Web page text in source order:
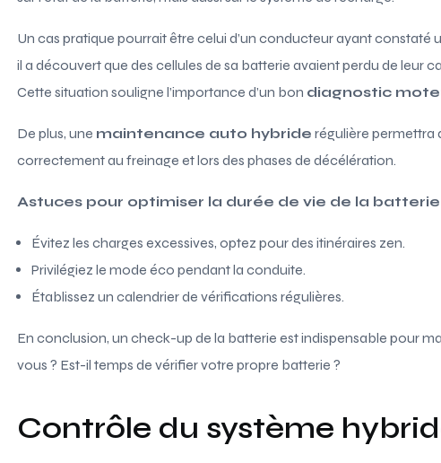
Un cas pratique pourrait être celui d’un conducteur ayant constaté
il a découvert que des cellules de sa batterie avaient perdu de leur
Cette situation souligne l’importance d’un bon diagnostic
De plus, une maintenance auto hybride régulière permettra
correctement au freinage et lors des phases de décélération.
Astuces pour optimiser la durée de vie de la batterie
Évitez les charges excessives, optez pour des itinéraires zen.
Privilégiez le mode éco pendant la conduite.
Établissez un calendrier de vérifications régulières.
En conclusion, un check-up de la batterie est indispensable pour
vous ? Est-il temps de vérifier votre propre batterie ?
Contrôle du système